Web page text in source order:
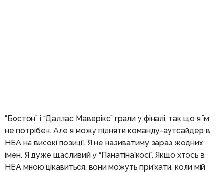
“Бостон” і “Даллас Маверікс” грали у фіналі, так що я їм
не потрібен. Але я можу підняти команду-аутсайдер в
НБА на високі позиції. Я не називатиму зараз жодних
імен. Я дуже щасливий у “Панатінаїкосі”. Якщо хтось в
НБА мною цікавиться, вони можуть приїхати, коли мій